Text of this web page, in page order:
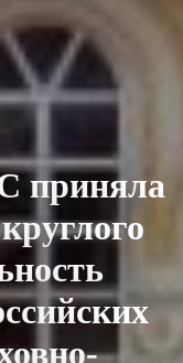
приняла